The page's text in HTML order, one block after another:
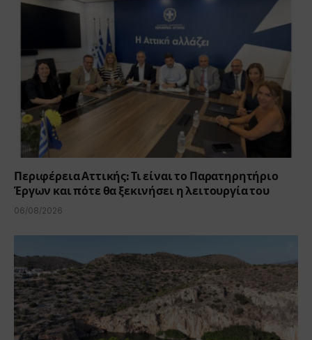
Περιφέρεια Αττικής: Τι είναι το Παρατηρητήριο
Έργων και πότε θα ξεκινήσει η λειτουργία του
06/08/2026